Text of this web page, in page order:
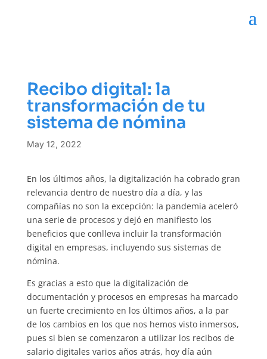
Recibo digital: la
transformación de tu
sistema de nómina
May 12, 2022
En los últimos años, la digitalización ha cobrado gran
relevancia dentro de nuestro día a día, y las
compañías no son la excepción: la pandemia aceleró
una serie de procesos y dejó en manifiesto los
beneficios que conlleva incluir la transformación
digital en empresas, incluyendo sus sistemas de
nómina.
Es gracias a esto que la digitalización de
documentación y procesos en empresas ha marcado
un fuerte crecimiento en los últimos años, a la par
de los cambios en los que nos hemos visto inmersos,
pues si bien se comenzaron a utilizar los recibos de
salario digitales varios años atrás, hoy día aún